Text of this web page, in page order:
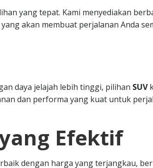
yang tepat. Kami menyediakan
akan membuat perjalanan Anda
daya jelajah lebih tinggi, pilihan SUV
dan performa yang kuat untuk
Efektif
dengan harga yang terjangkau,